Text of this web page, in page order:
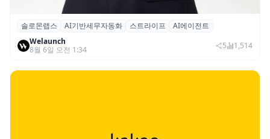
솔로몬랩스, 스트라이프 출신 이창헌 영입…
절세 전략 AI 에이전트 개발 본격화
솔로몬랩스 AI기반세무자동화 스트라이프
AI에이전트
Welaunch
8월 6일 오전 1:34
5 1,514